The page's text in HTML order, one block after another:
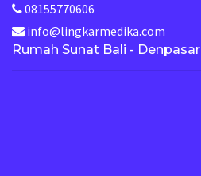
08155770606
info@lingkarmedika.com
Rumah Sunat Bali - Denpasar